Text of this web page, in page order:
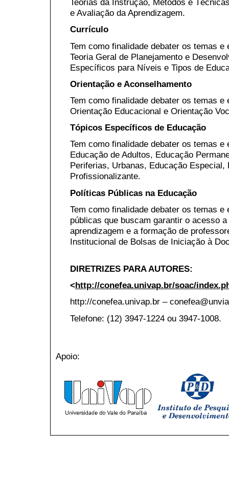
Teorias da Instrução, Métodos e
e Avaliação da Aprendizagem.
Currículo
Tem como finalidade debater os temas
Teoria Geral de Planejamento e
Específicos para Níveis e Tipos de
Orientação e Aconselhamento
Tem como finalidade debater os temas
Orientação Educacional e Orientação
Tópicos Específicos de Educação
Tem como finalidade debater os temas
Educação de Adultos, Educação
Periferias, Urbanas, Educação Especial,
Profissionalizante.
Políticas Públicas na Educação
Tem como finalidade debater os temas
públicas que buscam garantir o acesso
aprendizagem e a formação de
Institucional de Bolsas de Iniciação à
DIRETRIZES PARA AUTORES:
<http://conefea.univap.br/soac/
http://conefea.univap.br –
Telefone: (12) 3947-1224 ou 3947-1008.
Apoio: